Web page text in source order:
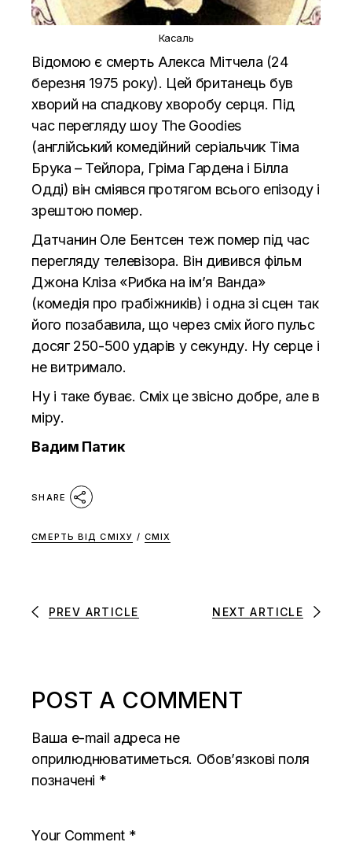
Касаль
Відомою є смерть Алекса Мітчела (24
березня 1975 року). Цей британець був
хворий на спадкову хворобу серця. Під
час перегляду шоу The Goodies
(англійський комедійний серіальчик Тіма
Брука – Тейлора, Гріма Гардена і Білла
Одді) він сміявся протягом всього епізоду і
зрештою помер.
Датчанин Оле Бентсен теж помер під час
перегляду телевізора. Він дивився фільм
Джона Кліза «Рибка на ім’я Ванда»
(комедія про грабіжників) і одна зі сцен так
його позабавила, що через сміх його пульс
досяг 250-500 ударів у секунду. Ну серце і
не витримало.
Ну і таке буває. Сміх це звісно добре, але в
міру.
Вадим Патик
SHARE
СМЕРТЬ ВІД СМІХУ / СМІХ
PREV ARTICLE NEXT ARTICLE
POST A COMMENT
Ваша e-mail адреса не
оприлюднюватиметься. Обов’язкові поля
позначені *